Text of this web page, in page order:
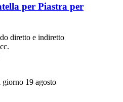
per Piastra per
diretto e indiretto
giorno 19 agosto